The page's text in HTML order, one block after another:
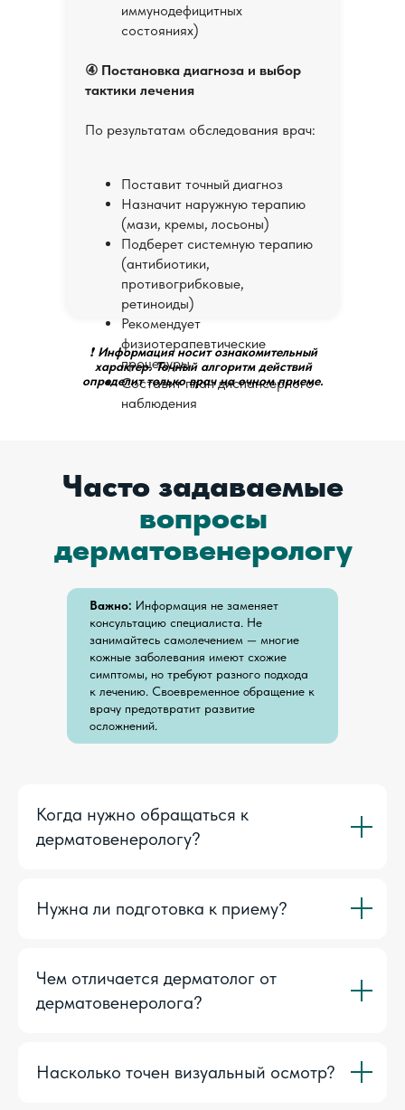
иммунодефицитных
состояниях)
④ Постановка диагноза и выбор
тактики лечения
По результатам обследования врач:
Поставит точный диагноз
Назначит наружную терапию
(мази, кремы, лосьоны)
Подберет системную терапию
(антибиотики,
противогрибковые,
ретиноиды)
Рекомендует
физиотерапевтические
процедуры
Составит план диспансерного
наблюдения
❗ Информация носит ознакомительный
характер. Точный алгоритм действий
определит только врач на очном приеме.
Часто задаваемые
вопросы
дерматовенерологу
Важно: Информация не заменяет
консультацию специалиста. Не
занимайтесь самолечением — многие
кожные заболевания имеют схожие
симптомы, но требуют разного подхода
к лечению. Своевременное обращение к
врачу предотвратит развитие
осложнений.
Когда нужно обращаться к
дерматовенерологу?
Нужна ли подготовка к приему?
Чем отличается дерматолог от
дерматовенеролога?
Насколько точен визуальный осмотр?